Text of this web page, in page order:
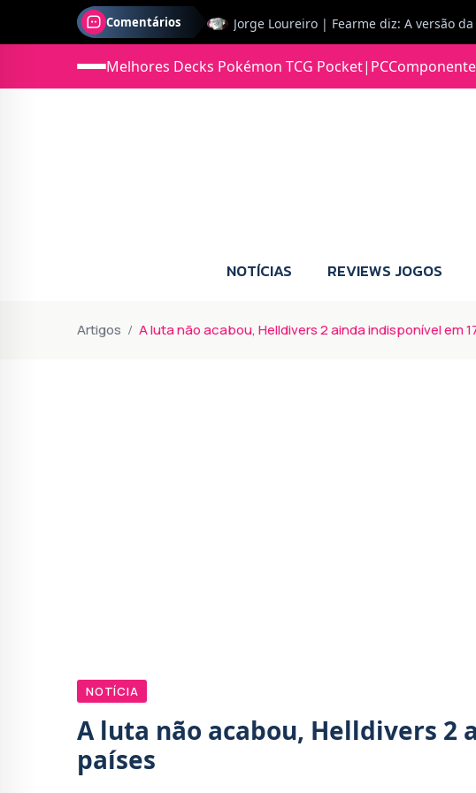
Comentários
Jonas diz: Estou seriamente com
Melhores Decks Pokémon TCG Pocket|
NOTÍCIAS REVIEWS JOGOS
Artigos A luta não acabou, Helldivers 2 ainda indisponível em
NOTÍCIA
A luta não acabou, Helldivers 2
países